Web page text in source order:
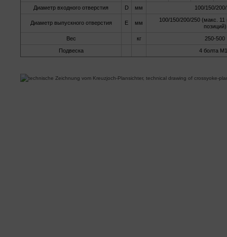
Диаметр входного отверстия
D мм 100/150/
Диаметр выпускного отверстия Е мм
100/150/200/250 (макс.
позиций)
Вес
кг
250-500
Подвеска
4 болта